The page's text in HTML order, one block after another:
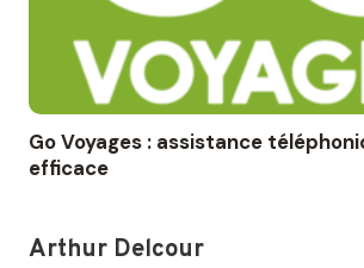
Go Voyages : assistance
efficace
Arthur Delcour